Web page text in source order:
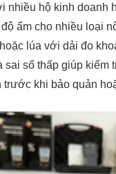
nhiều hộ kinh doanh
ẩm cho nhiều loại
lúa với dải đo
sai số thấp giúp kiểm
khi bảo quản